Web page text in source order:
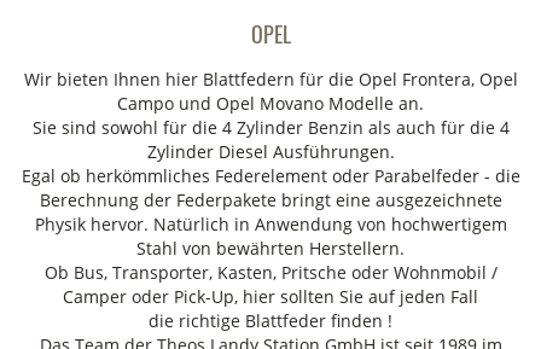
OPEL
Wir bieten Ihnen hier Blattfedern für die Opel Frontera, Opel
Campo und Opel Movano Modelle an.
Sie sind sowohl für die 4 Zylinder Benzin als auch für die 4
Zylinder Diesel Ausführungen.
Egal ob herkömmliches Federelement oder Parabelfeder - die
Berechnung der Federpakete bringt eine ausgezeichnete
Physik hervor. Natürlich in Anwendung von hochwertigem
Stahl von bewährten Herstellern.
Ob Bus, Transporter, Kasten, Pritsche oder Wohnmobil /
Camper oder Pick-Up, hier sollten Sie auf jeden Fall
die richtige Blattfeder finden !